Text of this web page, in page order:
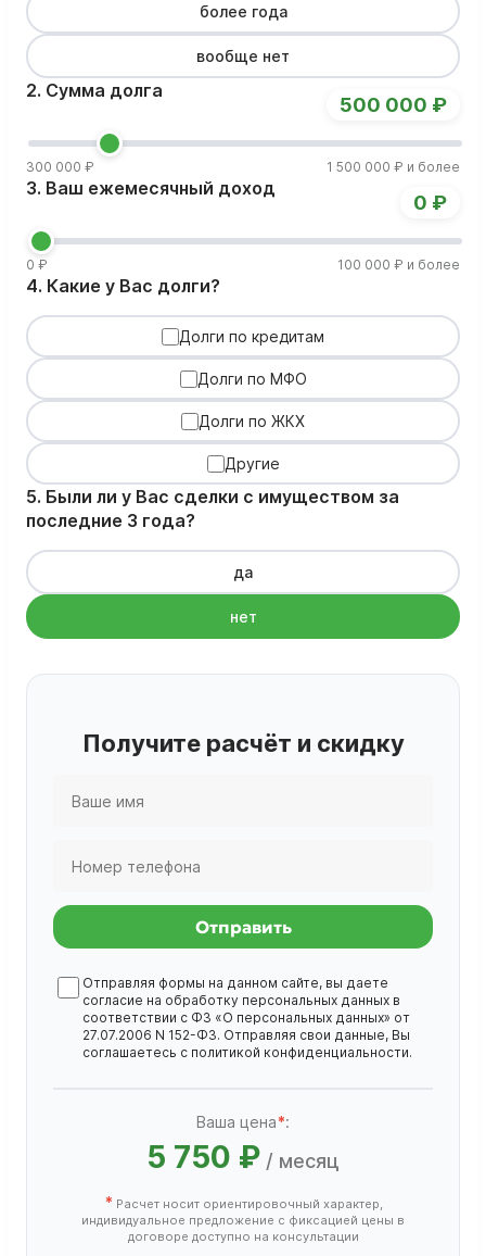
более года
вообще нет
2. Сумма долга
300 000 ₽ 1 500 000 ₽ и более
500 000 ₽
3. Ваш ежемесячный доход
0 ₽ 100 000 ₽ и более
0 ₽
4. Какие у Вас долги?
Долги по кредитам
Долги по МФО
Долги по ЖКХ
Другие
5. Были ли у Вас сделки с имуществом за
последние 3 года?
да
нет
Получите расчёт и скидку
Отправить
Отправляя формы на данном сайте, вы даете
согласие на обработку персональных данных в
соответствии с ФЗ «О персональных данных» от
27.07.2006 N 152-ФЗ. Отправляя свои данные, Вы
соглашаетесь с политикой конфиденциальности.
Ваша цена*:
5 750 ₽ / месяц
* Расчет носит ориентировочный характер,
индивидуальное предложение с фиксацией цены в
договоре доступно на консультации